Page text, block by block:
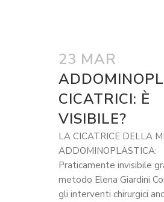
23 MAR
CICATRICI: È
VISIBILE?
LA CICATRICE DELLA
ADDOMINOPLASTICA:
Praticamente invisibile
metodo Elena Giardini
gli interventi chirurgici